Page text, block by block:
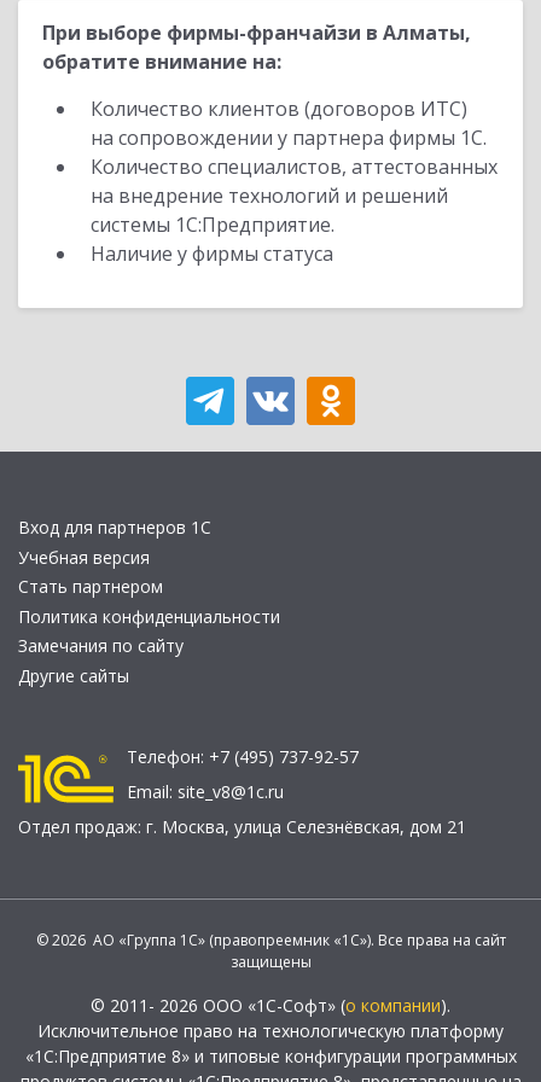
При выборе фирмы-франчайзи в Алматы,
обратите внимание на:
Количество клиентов (договоров ИТС)
на сопровождении у партнера фирмы 1С.
Количество специалистов, аттестованных
на внедрение технологий и решений
системы 1С:Предприятие.
Наличие у фирмы статуса
Вход для партнеров 1С
Учебная версия
Стать партнером
Политика конфиденциальности
Замечания по сайту
Другие сайты
Телефон: +7 (495) 737-92-57
Email: site_v8@1c.ru
Отдел продаж: г. Москва, улица Селезнёвская, дом 21
© 2026 АО «Группа 1С» (правопреемник «1С»). Все права на сайт
защищены
© 2011- 2026 ООО «1С-Софт» (о компании).
Исключительное право на технологическую платформу
«1С:Предприятие 8» и типовые конфигурации программных